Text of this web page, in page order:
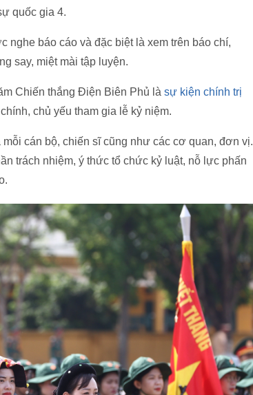
quốc gia 4.
báo cáo và đặc biệt là xem trên báo chí,
say, miệt mài tập luyện.
Chiến thắng Điện Biên Phủ là sự kiện chính trị
chủ yếu tham gia lễ kỷ niệm.
cán bộ, chiến sĩ cũng như các cơ quan, đơn vị.
trách nhiệm, ý thức tổ chức kỷ luật, nỗ lực phấn